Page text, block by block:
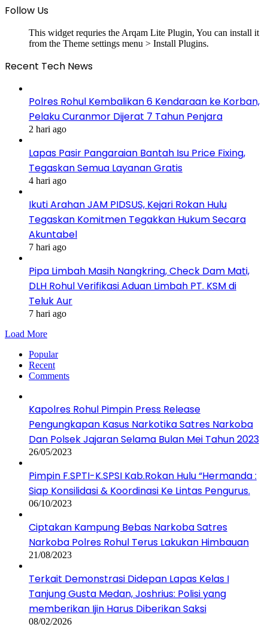
Follow Us
This widget requries the Arqam Lite Plugin, You can install it
from the Theme settings menu > Install Plugins.
Recent Tech News
Polres Rohul Kembalikan 6 Kendaraan ke Korban,
Pelaku Curanmor Dijerat 7 Tahun Penjara
2 hari ago
Lapas Pasir Pangaraian Bantah Isu Price Fixing,
Tegaskan Semua Layanan Gratis
4 hari ago
Ikuti Arahan JAM PIDSUS, Kejari Rokan Hulu
Tegaskan Komitmen Tegakkan Hukum Secara
Akuntabel
7 hari ago
Pipa Limbah Masih Nangkring, Check Dam Mati,
DLH Rohul Verifikasi Aduan Limbah PT. KSM di
Teluk Aur
7 hari ago
Load More
Popular
Recent
Comments
Kapolres Rohul Pimpin Press Release
Pengungkapan Kasus Narkotika Satres Narkoba
Dan Polsek Jajaran Selama Bulan Mei Tahun 2023
26/05/2023
Pimpin F.SPTI-K.SPSI Kab.Rokan Hulu “Hermanda :
Siap Konsilidasi & Koordinasi Ke Lintas Pengurus.
06/10/2023
Ciptakan Kampung Bebas Narkoba Satres
Narkoba Polres Rohul Terus Lakukan Himbauan
21/08/2023
Terkait Demonstrasi Didepan Lapas Kelas I
Tanjung Gusta Medan, Joshrius: Polisi yang
memberikan Ijin Harus Diberikan Saksi
08/02/2026